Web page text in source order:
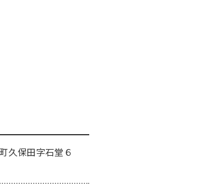
久保田字石堂６